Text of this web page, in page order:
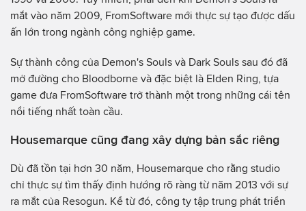
mắt vào năm 2009, FromSoftware mới thực sự tạo được dấu
ấn lớn trong ngành công nghiệp game.
Sự thành công của Demon's Souls và Dark Souls sau đó đã
mở đường cho Bloodborne và đặc biệt là Elden Ring, tựa
game đưa FromSoftware trở thành một trong những cái tên
nổi tiếng nhất toàn cầu.
Housemarque cũng đang xây dựng bản sắc riêng
Dù đã tồn tại hơn 30 năm, Housemarque cho rằng studio
chỉ thực sự tìm thấy định hướng rõ ràng từ năm 2013 với sự
ra mắt của Resogun. Kể từ đó, công ty tập trung phát triển